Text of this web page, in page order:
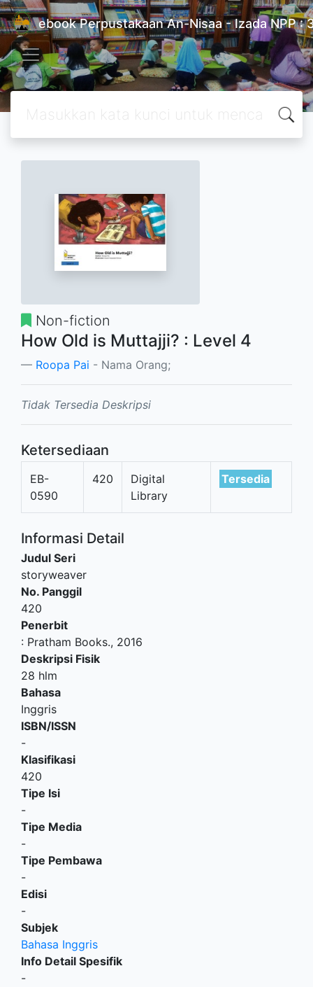
ebook Perpustakaan An-Nisaa - Izada NPP
Non-fiction
How Old is Muttajji? : Level 4
Roopa Pai - Nama Orang;
Tidak Tersedia Deskripsi
Ketersediaan
EB-
0590
420
Digital
Library
Tersedia
Informasi Detail
Judul Seri
storyweaver
No. Panggil
420
Penerbit
: Pratham Books., 2016
Deskripsi Fisik
28 hlm
Bahasa
Inggris
ISBN/ISSN
-
Klasifikasi
420
Tipe Isi
-
Tipe Media
-
Tipe Pembawa
-
Edisi
-
Subjek
Bahasa Inggris
Info Detail Spesifik
-